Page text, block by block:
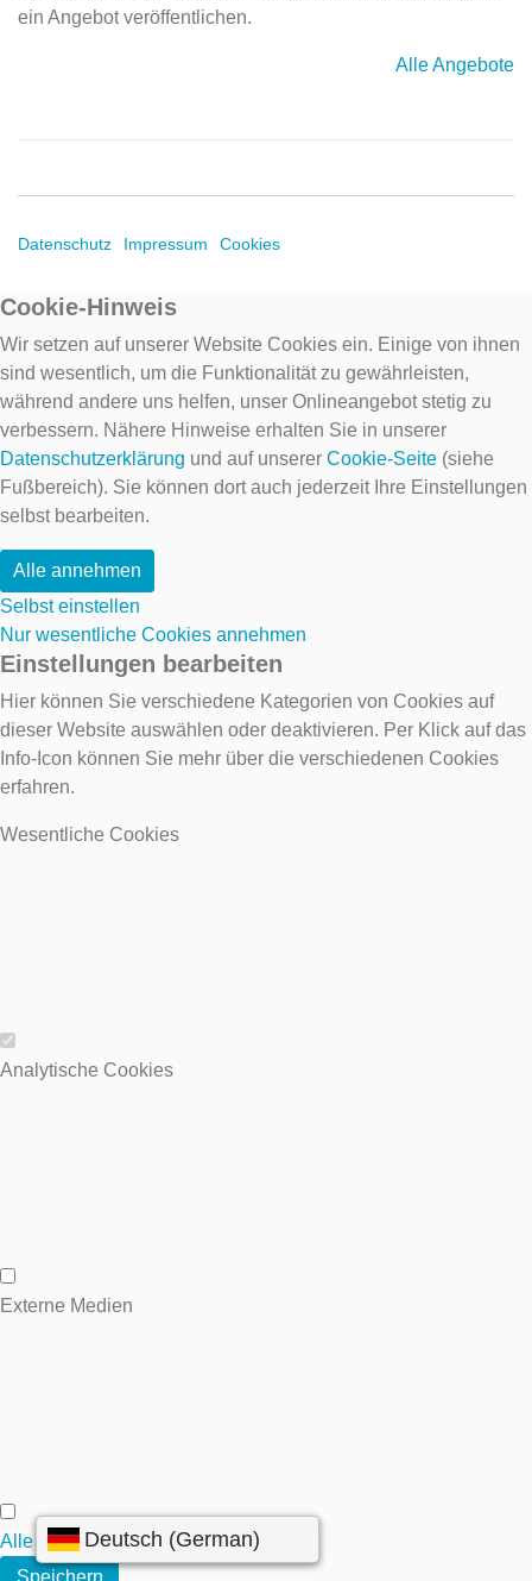
ein Angebot veröffentlichen.
Alle Angebote
Datenschutz Impressum Cookies
Cookie-Hinweis
Wir setzen auf unserer Website Cookies ein. Einige von ihnen
sind wesentlich, um die Funktionalität zu gewährleisten,
während andere uns helfen, unser Onlineangebot stetig zu
verbessern. Nähere Hinweise erhalten Sie in unserer
Datenschutzerklärung und auf unserer Cookie-Seite (siehe
Fußbereich). Sie können dort auch jederzeit Ihre Einstellungen
selbst bearbeiten.
Alle annehmen
Selbst einstellen
Nur wesentliche Cookies annehmen
Einstellungen bearbeiten
Hier können Sie verschiedene Kategorien von Cookies auf
dieser Website auswählen oder deaktivieren. Per Klick auf das
Info-Icon können Sie mehr über die verschiedenen Cookies
erfahren.
Wesentliche Cookies
Wesentliche Cookies
Analytische Cookies
Analytische Cookies
Externe Medien
Externe Medien
Alle annehmen
Speichern